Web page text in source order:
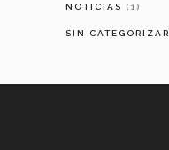
NOTICIAS (1)
SIN CATEGORIZAR